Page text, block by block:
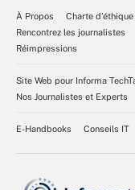
À Propos
Charte
Rencontrez les journalistes
Réimpressions
Site Web pour Informa
Nos Journalistes et Experts
E-Handbooks Conseils IT